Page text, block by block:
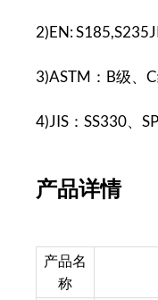
2)EN:
3)ASTM：B级、
4)JIS：SS330、
产品详情
产品名
称